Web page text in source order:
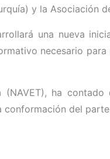
y la Asociación
una nueva
necesario
ha
conformación del